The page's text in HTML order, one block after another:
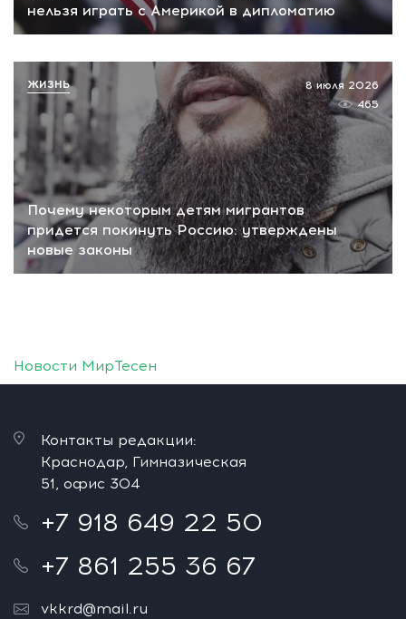
нельзя играть с Америкой в дипломатию
Почему некоторым детям мигрантов
придется покинуть Россию: утверждены
новые законы
8 июля 2026
465
ЖИЗНЬ
Новости МирТесен
Контакты редакции:
Краснодар, Гимназическая
51, офис 304
+7 918 649 22 50
+7 861 255 36 67
vkkrd@mail.ru